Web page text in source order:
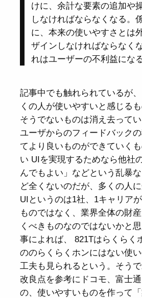
けに、余計な要素の追加や
しなければならなくなる。
に、本来の使いやすさとは
ザインしなければならなく
れはユーザーの不利益になる
記事中でも触れられているが
くの人が使いやすいと感じるも
そうでないものは消え去ってい
ユーザからのフィードバック
てより良いものができていく
い UIを実現するためなら他社
んでもよい」などという乱暴
ど全くないのだが、多くの人
UIというのは1社、1キャリア
ものではなく、業界全体の財
くべきものなのではないかと
事によれば、 821Tはらくらく
ののらくらくホンにはない使
工夫も見られるという。そう
改良点を参考にドコモ、富士
の、使いやすいものを作って